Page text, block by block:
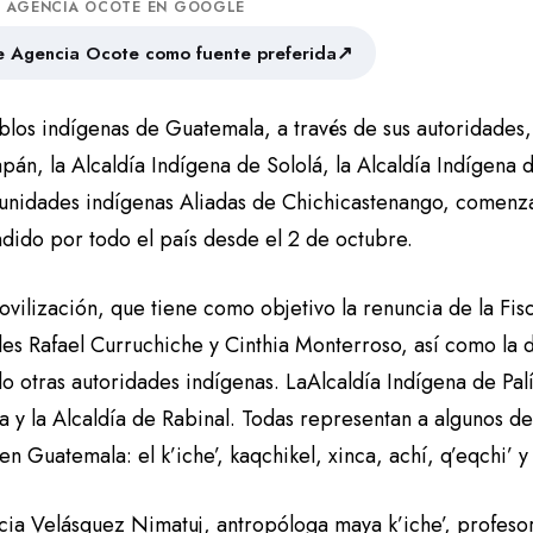
AGENCIA OCOTE EN GOOGLE
Agencia Ocote como fuente preferida↗
indígenas de Guatemala, a través de sus
la Alcaldía Indígena de Sololá, la Alcaldía Indígena
indígenas Aliadas de Chichicastenango,
por todo el país desde el 2 de octubre.
que tiene como objetivo la renuncia de la
Rafael Curruchiche y Cinthia Monterroso, así como la
otras autoridades indígenas. LaAlcaldía Indígena de
y la Alcaldía de Rabinal. Todas representan a algunos
Guatemala: el k’iche’, kaqchikel, xinca, achí, q’eqchi’
Velásquez Nimatuj, antropóloga maya k’iche’,